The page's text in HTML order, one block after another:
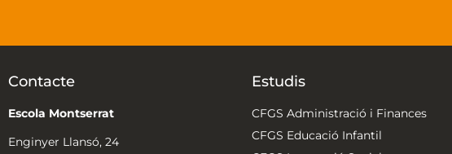
Contacte
Escola Montserrat
Enginyer Llansó, 24
Estudis
CFGS Administració i Finances
CFGS Educació Infantil